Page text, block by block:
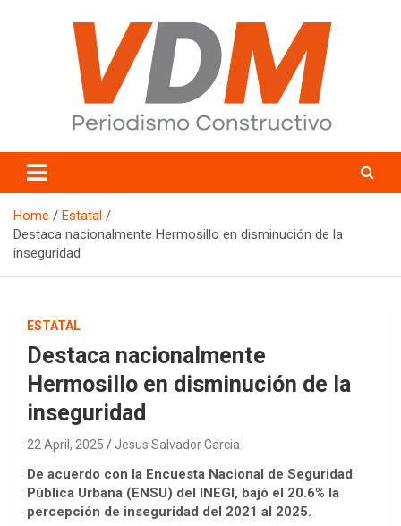
valledelmayo.com
Home
Estatal
Destaca nacionalmente Hermosillo en disminución de la
inseguridad
ESTATAL
Destaca nacionalmente
Hermosillo en disminución de la
inseguridad
22 April, 2025 Jesus Salvador Garcia
De acuerdo con la Encuesta Nacional de Seguridad
Pública Urbana (ENSU) del INEGI, bajó el 20.6% la
percepción de inseguridad del 2021 al 2025.